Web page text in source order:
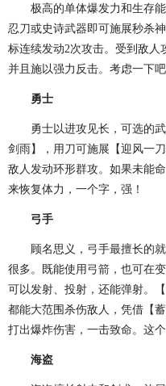
极高的单体爆发力和生存
忍刀或史诗武器即可施展秒杀
标连续发动2次攻击。受到敌人
并且施以强力反击。考虑一下
勇士
勇士以进攻见长，可选的
剑雨】，用刀可施展【迎风一
敌人发动环形群攻。如果未能
来恢复体力，一个字，强！
弓手
顾名思义，弓手最擅长的
很多。既能使用弓箭，也可在
可以发射、投射，还能弹射。
都能大范围杀伤敌人，凭借【
打出爆炸伤害，一击致命。这
海盗